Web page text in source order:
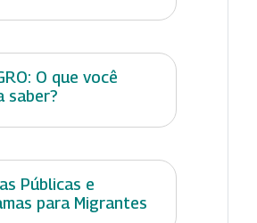
O que você
saber?
Públicas e
para Migrantes